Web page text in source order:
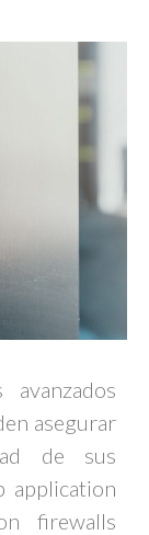
asegurar
de sus
application
firewalls